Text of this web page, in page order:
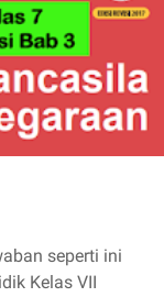
seperti ini
Kelas VII